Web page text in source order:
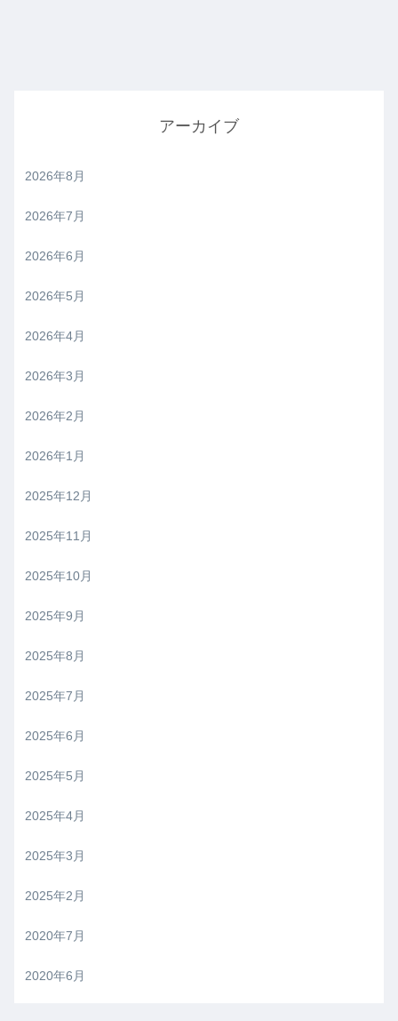
アーカイブ
2026年8月
2026年7月
2026年6月
2026年5月
2026年4月
2026年3月
2026年2月
2026年1月
2025年12月
2025年11月
2025年10月
2025年9月
2025年8月
2025年7月
2025年6月
2025年5月
2025年4月
2025年3月
2025年2月
2020年7月
2020年6月